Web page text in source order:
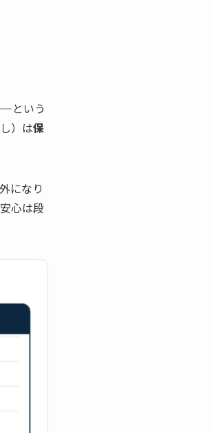
という
）は保
になり
心は段